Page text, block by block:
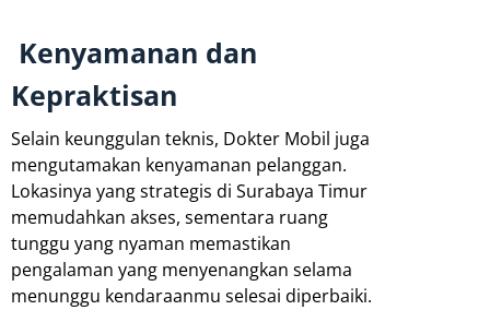
Kenyamanan dan
Kepraktisan
Selain keunggulan teknis, Dokter Mobil juga
mengutamakan kenyamanan pelanggan.
Lokasinya yang strategis di Surabaya Timur
memudahkan akses, sementara ruang
tunggu yang nyaman memastikan
pengalaman yang menyenangkan selama
menunggu kendaraanmu selesai diperbaiki.